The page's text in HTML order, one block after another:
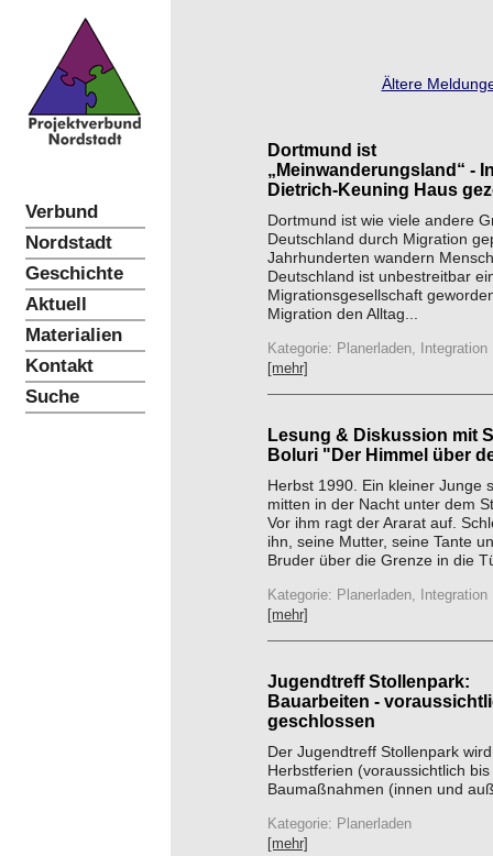
Verbund
Nordstadt
Geschichte
Aktuell
Materialien
Kontakt
Suche
Ältere
Dortmund ist
„Meinwanderungsland“ -
Dietrich-Keuning Haus
Dortmund ist wie viele andere
Deutschland durch Migration
Jahrhunderten wandern
Deutschland ist unbestreitbar
Migrationsgesellschaft
Migration den Alltag...
Kategorie: Planerladen, Integration
[mehr]
Lesung & Diskussion mit
Boluri "Der Himmel über
Herbst 1990. Ein kleiner Junge
mitten in der Nacht unter dem
Vor ihm ragt der Ararat auf.
ihn, seine Mutter, seine Tante
Bruder über die Grenze in die
Kategorie: Planerladen, Integration
[mehr]
Jugendtreff Stollenpark:
Bauarbeiten -
geschlossen
Der Jugendtreff Stollenpark
Herbstferien (voraussichtlich
Baumaßnahmen (innen und
Kategorie: Planerladen
[mehr]